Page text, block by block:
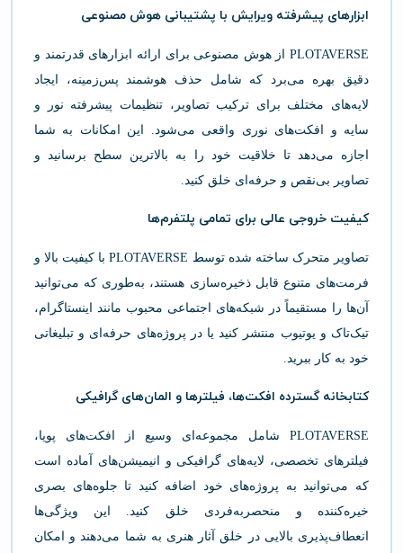
ابزارهای پیشرفته ویرایش با پشتیبانی هوش مصنوعی
PLOTAVERSE از هوش مصنوعی برای ارائه ابزارهای قدرتمند و
دقیق بهره می‌برد که شامل حذف هوشمند پس‌زمینه، ایجاد
لایه‌های مختلف برای ترکیب تصاویر، تنظیمات پیشرفته نور و
سایه و افکت‌های نوری واقعی می‌شود. این امکانات به شما
اجازه می‌دهد تا خلاقیت خود را به بالاترین سطح برسانید و
تصاویر بی‌نقص و حرفه‌ای خلق کنید.
کیفیت خروجی عالی برای تمامی پلتفرم‌ها
تصاویر متحرک ساخته شده توسط PLOTAVERSE با کیفیت بالا و
فرمت‌های متنوع قابل ذخیره‌سازی هستند، به‌طوری که می‌توانید
آن‌ها را مستقیماً در شبکه‌های اجتماعی محبوب مانند اینستاگرام،
تیک‌تاک و یوتیوب منتشر کنید یا در پروژه‌های حرفه‌ای و تبلیغاتی
خود به کار ببرید.
کتابخانه گسترده افکت‌ها، فیلترها و المان‌های گرافیکی
PLOTAVERSE شامل مجموعه‌ای وسیع از افکت‌های پویا،
فیلترهای تخصصی، لایه‌های گرافیکی و انیمیشن‌های آماده است
که می‌توانید به پروژه‌های خود اضافه کنید تا جلوه‌های بصری
خیره‌کننده و منحصربه‌فردی خلق کنید. این ویژگی‌ها
انعطاف‌پذیری بالایی در خلق آثار هنری به شما می‌دهند و امکان